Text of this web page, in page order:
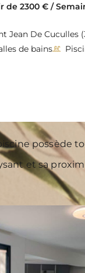
de 2300 € /
Jean De Cuculles
de bains
possède
et sa